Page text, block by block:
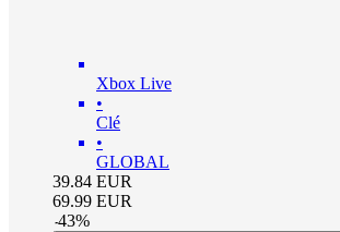
Xbox Live
•
Clé
•
GLOBAL
39.84 EUR
69.99 EUR
-43%